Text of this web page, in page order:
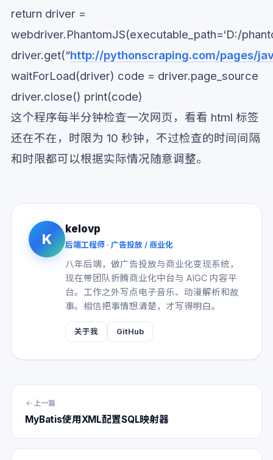
return driver =
webdriver.PhantomJS(executable_path=‘D:/
driver.get(“http://pythonscraping.com/pages/
waitForLoad(driver) code = driver.page_source
driver.close() print(code)
这个程序每半分钟检查一次网页，看看 html 标签
还在不在，时限为 10 秒钟，不过检查的时间间隔
和时限都可以根据实际情况随意调整。
K
kelovp
后端工程师 · 广告投放 / 商业化
八年后端，做广告投放与商业化变现系统，
现在带团队折腾商业化中台与 AIGC 内容平
台。工作之外写点电子音乐、动漫解析和故
事。相信把事情想清楚，才写得明白。
关于我 GitHub
上一篇
MyBatis使用XML配置SQL映射器